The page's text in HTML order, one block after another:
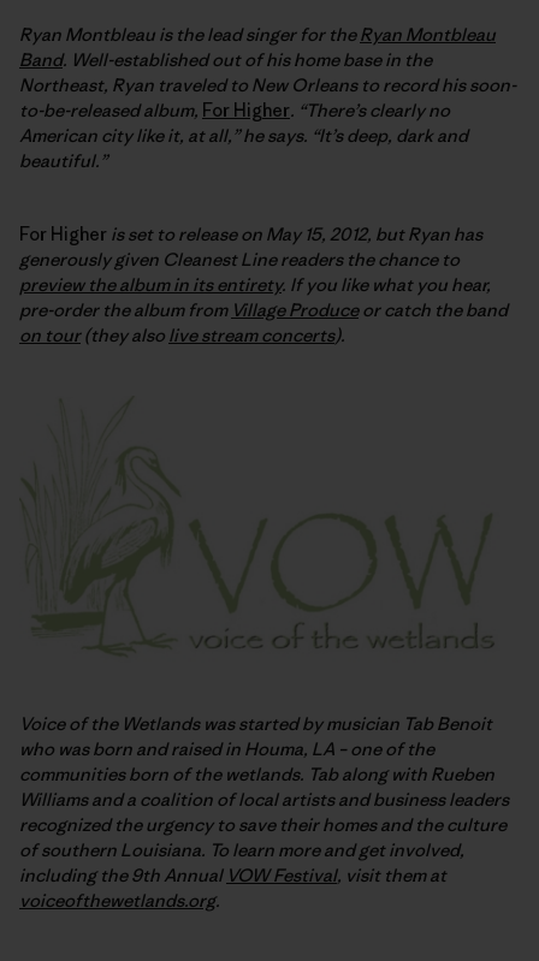
Ryan Montbleau is the lead singer for theRyan Montbleau
Band. Well-established out of his home base in the
Northeast, Ryan traveled to New Orleans to record his soon-
to-be-released album, For Higher. “There’s clearly no
American city like it, at all,” he says. “It’s deep, dark and
beautiful.”
For Higher is set to release on May 15, 2012, but Ryan has
generously given Cleanest Line readers the chance to
preview the album in its entirety. If you like what you hear,
pre-order the album from Village Produceor catch the band
on tour(they also live stream concerts).
Voice of the Wetlands was started by musician Tab Benoit
who was born and raised in Houma, LA – one of the
communities born of the wetlands. Tab along with Rueben
Williams and a coalition of local artists and business leaders
recognized the urgency to save their homes and the culture
of southern Louisiana. To learn more and get involved,
including the 9th Annual VOW Festival, visit them at
voiceofthewetlands.org.